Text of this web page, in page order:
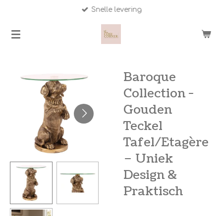
naar
Snelle levering
Baroque
Collection -
Gouden
Teckel
Tafel/Etagère
– Uniek
Design &
Praktisch